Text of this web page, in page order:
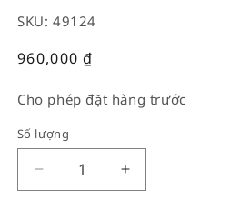
SKU: 49124
Giá
960,000₫
Cho phép đặt hàng trước
Số lượng
Decrease
Increase